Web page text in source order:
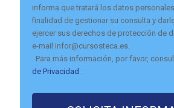
informa que tratará los datos
finalidad de gestionar su consulta y
ejercer sus derechos de protección de
e-mail infor@cursosteca.es.
. Para más información, por favor,
de Privacidad